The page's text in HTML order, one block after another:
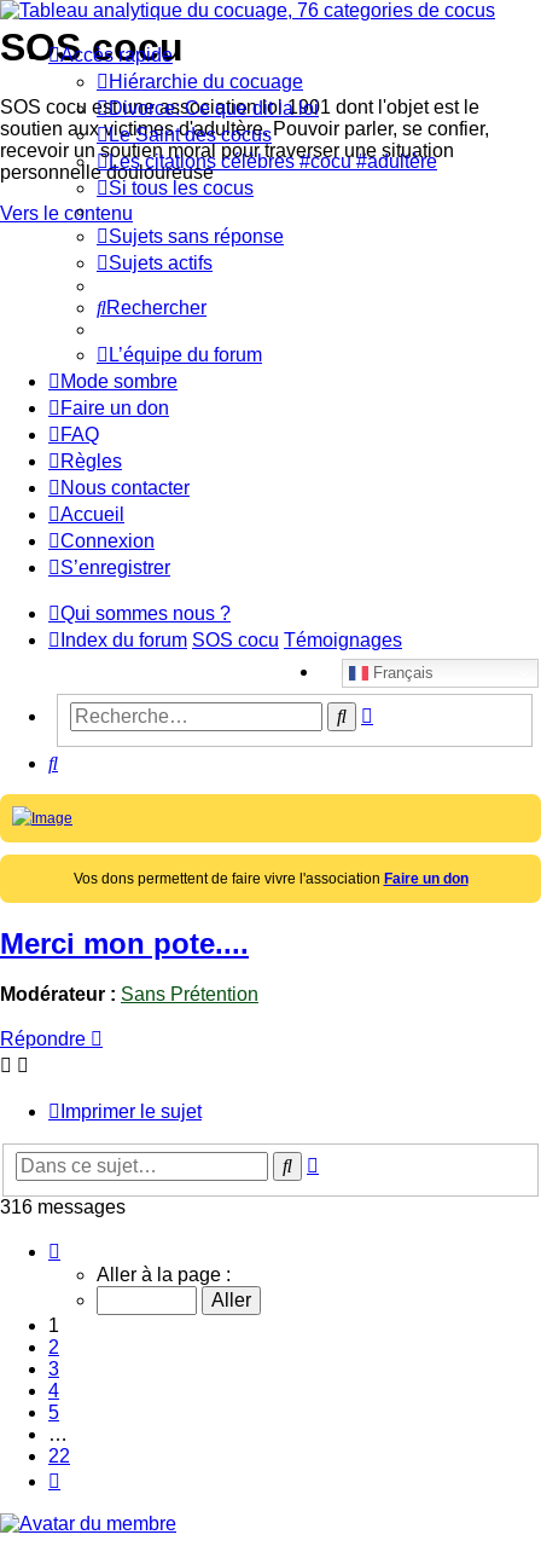
SOS cocu
SOS cocu est une association loi 1901 dont l'objet est le
soutien aux victimes d'adultère. Pouvoir parler, se confier,
recevoir un soutien moral pour traverser une situation
personnelle douloureuse
Vers le contenu
Accès rapide
Hiérarchie du cocuage
Divorce: Ce que dit la loi
Le Saint des cocus
Les citations célèbres #cocu #adultère
Si tous les cocus
Sujets sans réponse
Sujets actifs
Rechercher
L’équipe du forum
Mode sombre
Faire un don
FAQ
Règles
Nous contacter
Accueil
Connexion
S’enregistrer
Qui sommes nous ?
Index du forum SOS cocu Témoignages
Français
Rechercher
Rechercher
Vos dons permettent de faire vivre l'association Faire un don
Merci mon pote....
Modérateur : Sans Prétention
Répondre
Imprimer le sujet
Rechercher
316 messages
22
Aller à la page :
1
2
3
4
5
…
22